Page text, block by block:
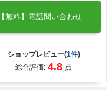
【無料】電話問い合わせ
ショップレビュー(1件)
総合評価: 4.8 点